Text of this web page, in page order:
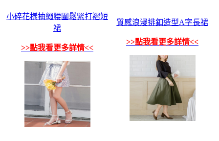
小碎花樣抽繩腰圍鬆緊打褶短
裙
>>點我看更多詳情<<
質感浪漫排釦造型A字長裙
>>點我看更多詳情<<